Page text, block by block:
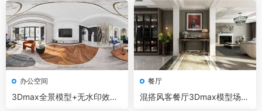
办公空间
3Dmax全景模型+无水印效果
餐厅
混搭风客餐厅3Dmax模型场景